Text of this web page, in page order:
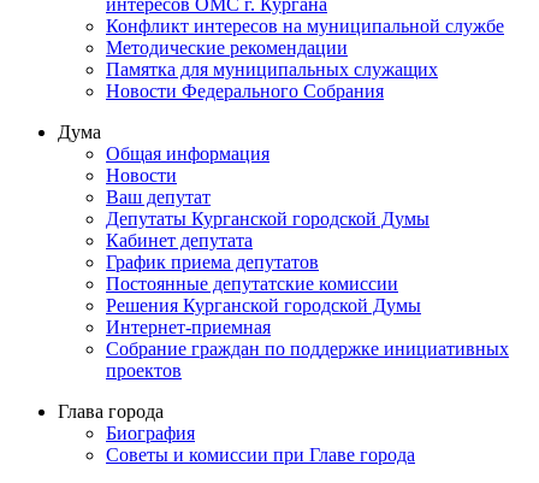
Конфликт интересов на муниципальной службе
Методические рекомендации
Памятка для муниципальных служащих
Новости Федерального Cобрания
Дума
Общая информация
Новости
Ваш депутат
Депутаты Курганской городской Думы
Кабинет депутата
График приема депутатов
Постоянные депутатские комиссии
Решения Курганской городской Думы
Интернет-приемная
Собрание граждан по поддержке инициативных
проектов
Глава города
Биография
Советы и комиссии при Главе города